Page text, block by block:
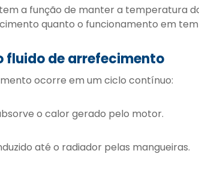
a função de manter a temperatura
quanto o funcionamento em
fluido de arrefecimento
ocorre em um ciclo contínuo:
o calor gerado pelo motor.
até o radiador pelas mangueiras.